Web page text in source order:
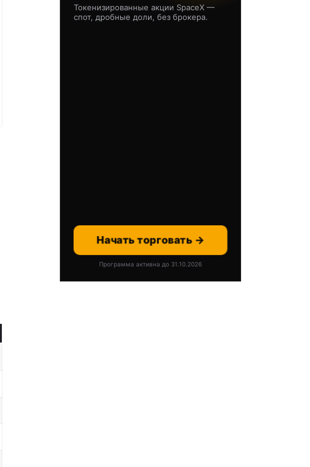
Токенизированные акции SpaceX —
спот, дробные доли, без брокера.
Начать торговать →
Программа активна до 31.10.2026